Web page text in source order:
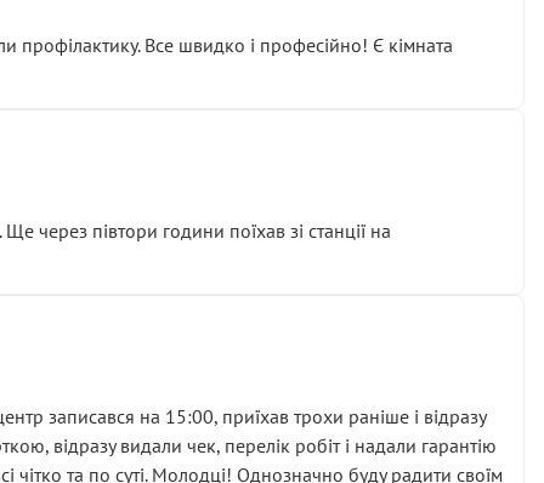
профілактику. Все швидко і професійно! Є кімната
через півтори години поїхав зі станції на
записався на 15:00, приїхав трохи раніше і відразу
відразу видали чек, перелік робіт і надали гарантію
та по суті. Молодці! Однозначно буду радити своїм